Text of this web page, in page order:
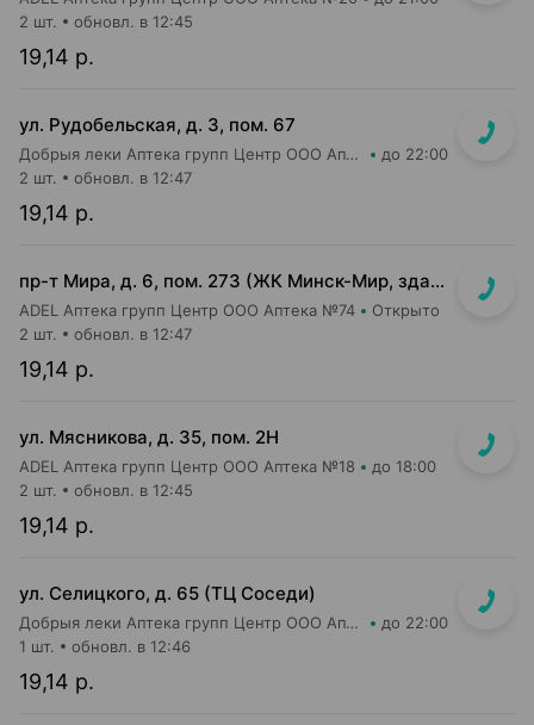
19,14 р.
2 шт. обновл. в 12:45
ул. Рудобельская, д. 3, пом. 67
Добрыя леки Аптека групп Центр ООО Аптека №54 до 22:00
19,14 р.
2 шт. обновл. в 12:47
пр-т Мира, д. 6, пом. 273 (ЖК Минск-Мир, здание Сочи)
ADEL Аптека групп Центр ООО Аптека №74 Открыто
19,14 р.
2 шт. обновл. в 12:47
ул. Мясникова, д. 35, пом. 2Н
ADEL Аптека групп Центр ООО Аптека №18 до 18:00
19,14 р.
2 шт. обновл. в 12:45
ул. Селицкого, д. 65 (ТЦ Соседи)
Добрыя леки Аптека групп Центр ООО Аптека №47 до 22:00
19,14 р.
1 шт. обновл. в 12:46